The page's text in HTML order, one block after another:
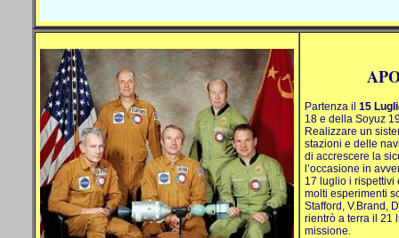
Partenza il 15
18 e del la Soyuz
Realizzare un
stazioni e delle
di accrescere la
l’occasione in
17 luglio i rispettivi
molti esperimenti
Stafford, V.Brand,
rientrò a terra il 21
missione.